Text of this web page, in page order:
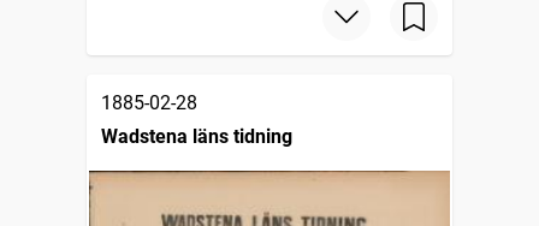
1885-02-28
Wadstena läns tidning